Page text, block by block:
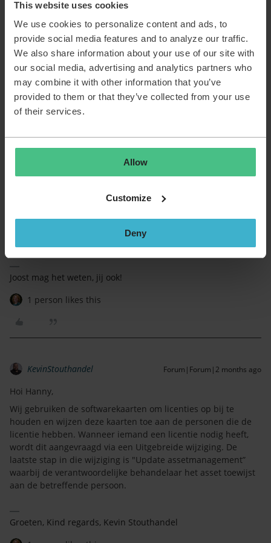
This website uses cookies
We use cookies to personalize content and ads, to
provide social media features and to analyze our traffic.
We also share information about your use of our site with
our social media, advertising and analytics partners who
may combine it with other information that you’ve
provided to them or that they’ve collected from your use
of their services.
Allow
Customize
Deny
daarachter dat zij ook verantwoordelijk zijn voor de inhoud
en correctheid hiervan op de asset kaart.
Als zij hulp nodig hebben bij het bijhouden van de inhoud
kan dat op een aantal manieren:
Operationele reeksen die activiteiten aanmaken voor de
behandelaarsgroepen met een check op de inhoud van
de asset kaarten
Een actiereeks die een melding/wijziging aanmaakt op
met de vraag de genoemde controles uit te voeren
Die laatste is een oplossing die we gebruiken bij de check op
Uiteindelijk is er altijd iemand verantwoordelijk voor de
groep die de applicatie beheert in onze ogen één van de
meest logische en beheersbare oplossingen.
Joost mag het weten, jij ook!
1 person likes this
KevinStouthandel Forum|Forum|2 months ago
Hoi Hanny,
Wij gebruiken de softwarekaarten om licenties op bij te
houden en wijzen deze kaarten toe aan de personen die de
licentie hebben. Wanneer iemand een licentie nodig heeft,
wordt dit aangevraagd via een Uitgebreide wijziging. De
laatste stap in die wijziging is "Update assetmanagement”
waarbij de verantwoordelijke behandelaar het asset toewijst
aan de betreffende persoon.
Groeten, Kind regards, Kevin Stouthandel